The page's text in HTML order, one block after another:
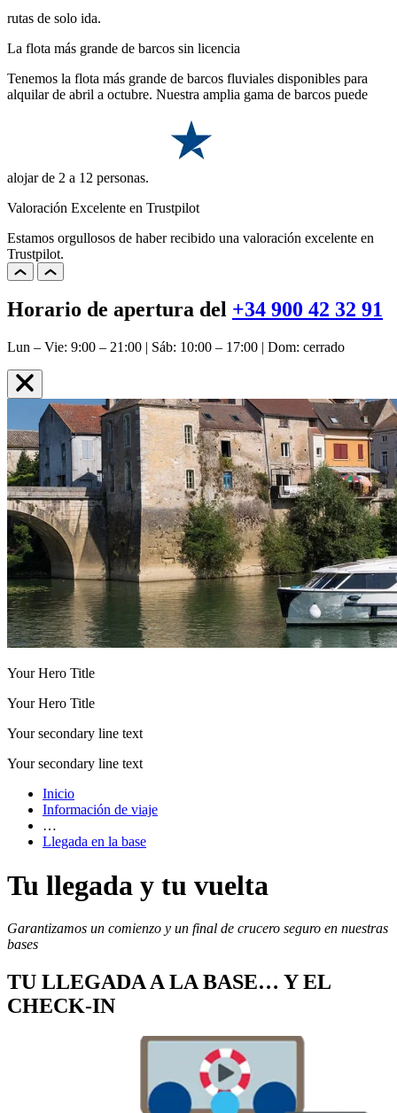
rutas de solo ida.
La flota más grande de barcos sin licencia
Tenemos la flota más grande de barcos fluviales disponibles para
alquilar de abril a octubre. Nuestra amplia gama de barcos puede
alojar de 2 a 12 personas.
Valoración Excelente en Trustpilot
Estamos orgullosos de haber recibido una valoración excelente en
Trustpilot.
Horario de apertura del +34 900 42 32 91
Lun – Vie: 9:00 – 21:00 | Sáb: 10:00 – 17:00 | Dom: cerrado
Your Hero Title
Your Hero Title
Your secondary line text
Your secondary line text
Inicio
Información de viaje
…
Llegada en la base
Tu llegada y tu vuelta
Garantizamos un comienzo y un final de crucero seguro en nuestras
bases
TU LLEGADA A LA BASE… Y EL
CHECK-IN